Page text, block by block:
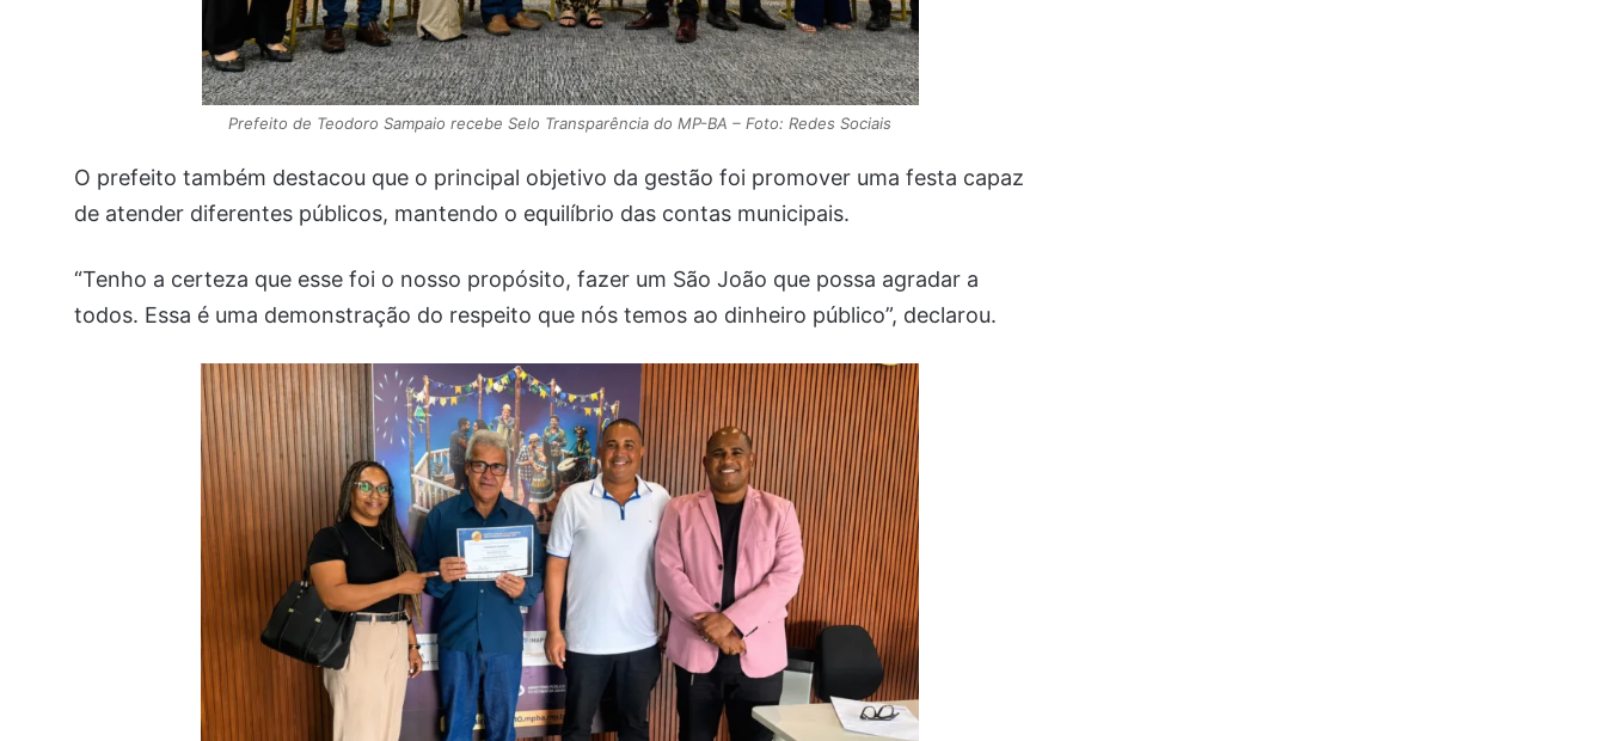
Prefeito de Teodoro Sampaio recebe Selo Transparência do MP-BA – Foto: Redes Sociais
O prefeito também destacou que o principal objetivo da gestão foi promover uma festa capaz
de atender diferentes públicos, mantendo o equilíbrio das contas municipais.
“Tenho a certeza que esse foi o nosso propósito, fazer um São João que possa agradar a
todos. Essa é uma demonstração do respeito que nós temos ao dinheiro público”, declarou.